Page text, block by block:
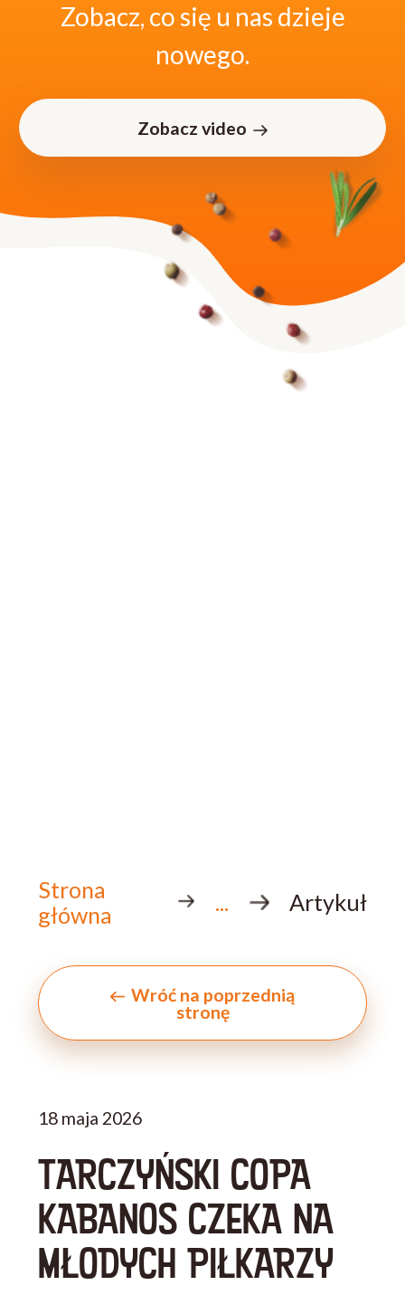
Zobacz, co się u nas dzieje
nowego.
Zobacz video
Strona
główna
... Artykuł
Wróć na poprzednią
stronę
18 maja 2026
TARCZYŃSKI COPA
KABANOS CZEKA NA
MŁODYCH PIŁKARZY